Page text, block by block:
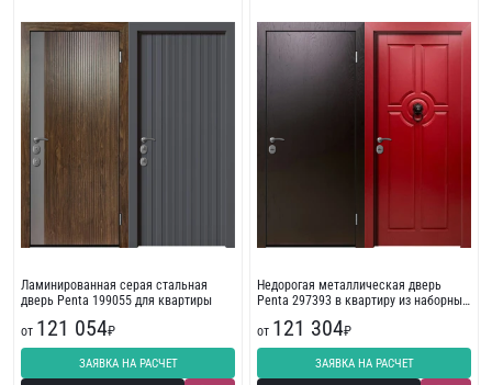
Ламинированная серая стальная
дверь Penta 199055 для квартиры
от 121 054₽
ЗАЯВКА НА РАСЧЕТ
Недорогая металлическая дверь
Penta 297393 в квартиру из наборных
от 121 304₽
ЗАЯВКА НА РАСЧЕТ